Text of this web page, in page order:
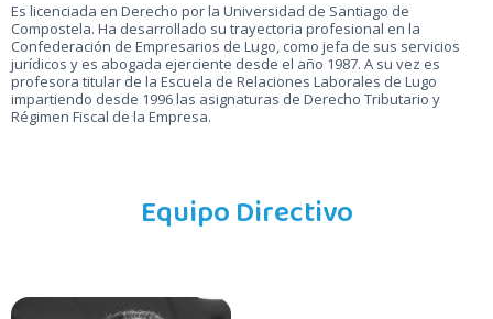
Es licenciada en Derecho por la Universidad de Santiago de
Compostela. Ha desarrollado su trayectoria profesional en la
Confederación de Empresarios de Lugo, como jefa de sus servicios
jurídicos y es abogada ejerciente desde el año 1987. A su vez es
profesora titular de la Escuela de Relaciones Laborales de Lugo
impartiendo desde 1996 las asignaturas de Derecho Tributario y
Régimen Fiscal de la Empresa.
Equipo Directivo